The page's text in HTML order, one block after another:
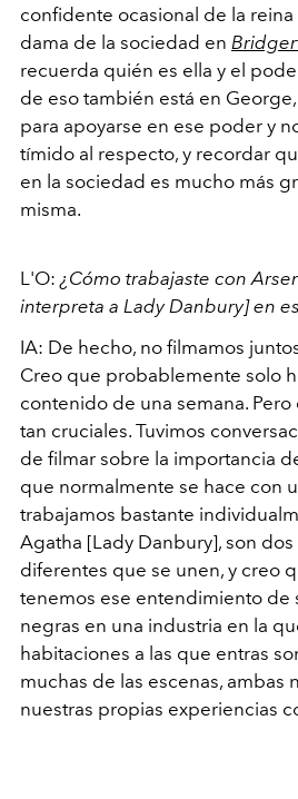
confidente ocasional de la
dama de la sociedad en
recuerda quién es ella y el
de eso también está en
para apoyarse en ese poder y
tímido al respecto, y recordar
en la sociedad es mucho más
misma.
L'O: ¿Cómo trabajaste con
interpreta a Lady Danbury] en
IA: De hecho, no filmamos
Creo que probablemente solo
contenido de una semana.
tan cruciales. Tuvimos
de filmar sobre la importancia
que normalmente se hace con
trabajamos bastante
Agatha [Lady Danbury], son
diferentes que se unen, y creo
tenemos ese entendimiento de
negras en una industria en la
habitaciones a las que entras
muchas de las escenas, ambas
nuestras propias experiencias